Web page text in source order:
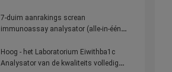
Ziekenhuizen
7-duim aanrakings screan
immunoassay analysator (alle-in-één
Communautaire Ziekenhuizen
Hoog - het Laboratorium Eiwithba1c
Analysator van de kwaliteits volledig